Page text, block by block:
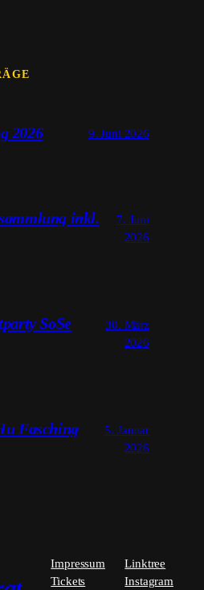
2026 9. Juni 2026
inkl.
7. Juni
2026
SoSe
30. März
2026
Fasching
5. Januar
2026
Impressum
Tickets
Linktree
Instagram